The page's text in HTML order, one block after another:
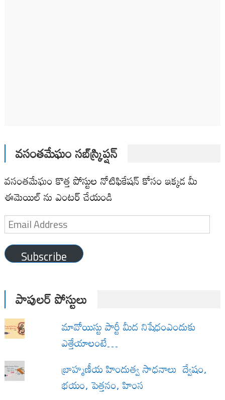
వసంతమేఘం సబ్‌స్క్రిప్షన్
వసంతమేఘం కొత్త పోస్టుల నోటిఫికేషన్ కోసం ఇక్కడ మీ
ఈమెయిల్ ను ఎంటర్ చేయండి
Email
Address
Subscribe
పాపులర్ పోస్టులు
మావోయిస్టు పార్టీ మీద నిషేధంఎందుకు
ఎత్తేయాలంటే…
బ్రాహ్మణీయ హిందుత్వ సాధనాలు ద్వేషం,
భయం, పెత్తనం, హింస